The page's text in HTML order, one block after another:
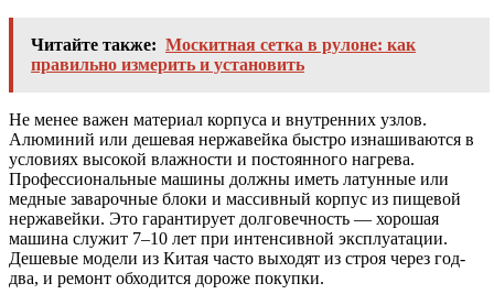
Читайте также: Москитная сетка в рулоне: как
правильно измерить и установить
Не менее важен материал корпуса и внутренних узлов.
Алюминий или дешевая нержавейка быстро изнашиваются в
условиях высокой влажности и постоянного нагрева.
Профессиональные машины должны иметь латунные или
медные заварочные блоки и массивный корпус из пищевой
нержавейки. Это гарантирует долговечность — хорошая
машина служит 7–10 лет при интенсивной эксплуатации.
Дешевые модели из Китая часто выходят из строя через год-
два, и ремонт обходится дороже покупки.